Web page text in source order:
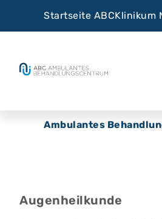
Startseite ABCKlinikum
Ambulantes
Augenheilkunde